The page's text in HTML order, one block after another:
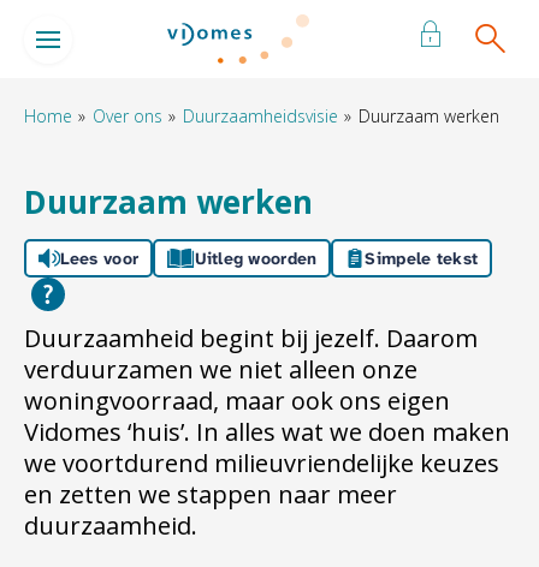
Naar de homepage
Ga naar Hoofd
Home Over ons Duurzaamheidsvisie Duurzaam werken
Duurzaam werken
Lees voor Uitleg woorden Simpele tekst
Duurzaamheid begint bij jezelf. Daarom
verduurzamen we niet alleen onze
woningvoorraad, maar ook ons eigen
Vidomes ‘huis’. In alles wat we doen maken
we voortdurend milieuvriendelijke keuzes
en zetten we stappen naar meer
duurzaamheid.